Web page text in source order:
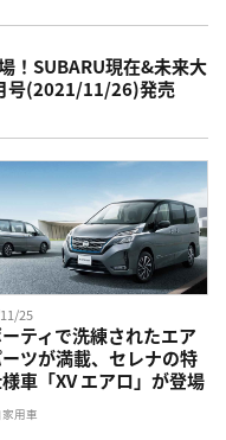
！SUBARU現在&未来大
号(2021/11/26)発売
25
ティで洗練されたエア
ツが満載、セレナの特
車「XV エアロ」が登場
用車